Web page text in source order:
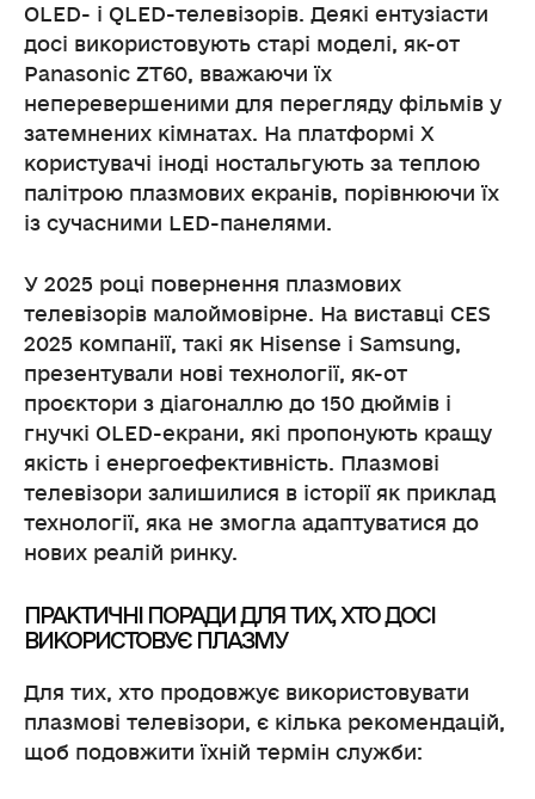
OLED- і QLED-телевізорів. Деякі ентузіасти
досі використовують старі моделі, як-от
Panasonic ZT60, вважаючи їх
неперевершеними для перегляду фільмів у
затемнених кімнатах. На платформі X
користувачі іноді ностальгують за теплою
палітрою плазмових екранів, порівнюючи їх
із сучасними LED-панелями.
У 2025 році повернення плазмових
телевізорів малоймовірне. На виставці CES
2025 компанії, такі як Hisense і Samsung,
презентували нові технології, як-от
проєктори з діагоналлю до 150 дюймів і
гнучкі OLED-екрани, які пропонують кращу
якість і енергоефективність. Плазмові
телевізори залишилися в історії як приклад
технології, яка не змогла адаптуватися до
нових реалій ринку.
ПРАКТИЧНІ ПОРАДИ ДЛЯ ТИХ, ХТО ДОСІ
ВИКОРИСТОВУЄ ПЛАЗМУ
Для тих, хто продовжує використовувати
плазмові телевізори, є кілька рекомендацій,
щоб подовжити їхній термін служби: